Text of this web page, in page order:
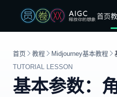
首页
首页 教程 Midjourney基本教程
TUTORIAL LESSON
基本参数：